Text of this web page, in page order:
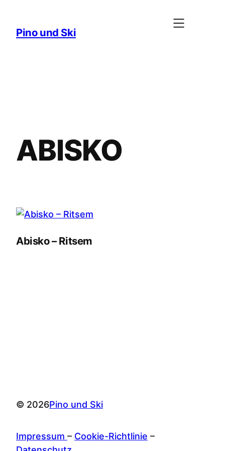
springen
Pino und Ski
ABISKO
Abisko – Ritsem
© 2026Pino und Ski
Impressum – Cookie-Richtlinie –